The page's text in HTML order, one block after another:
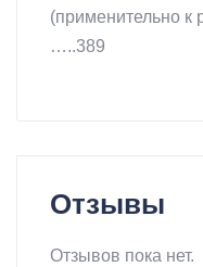
(применительно к
…..389
Отзывы
Отзывов пока нет.